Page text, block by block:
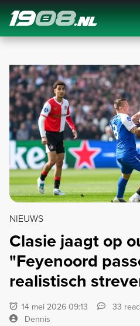
Navigation
NIEUWS
Clasie jaagt op
"Feyenoord
realistisch
14 mei 2026 09:13
33
Dennis